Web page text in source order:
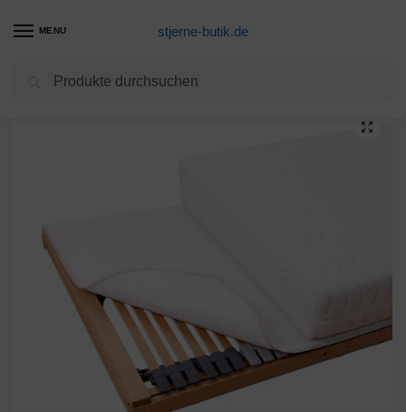
MENU stjerne-butik.de
Matratzenschoner Produkte /